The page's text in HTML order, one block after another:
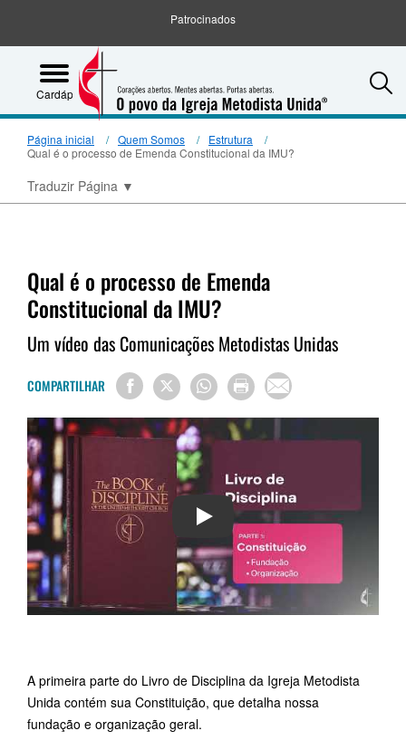
Patrocinados
Cardápio
Página inicial Quem Somos
Estrutura
Qual é o processo de Emenda Constitucional da IMU?
Traduzir Página ▼
Qual é o processo de Emenda
Constitucional da IMU?
Um vídeo das Comunicações Metodistas Unidas
COMPARTILHAR
PLAY
A primeira parte do Livro de Disciplina da Igreja Metodista
Unida contém sua Constituição, que detalha nossa
fundação e organização geral.